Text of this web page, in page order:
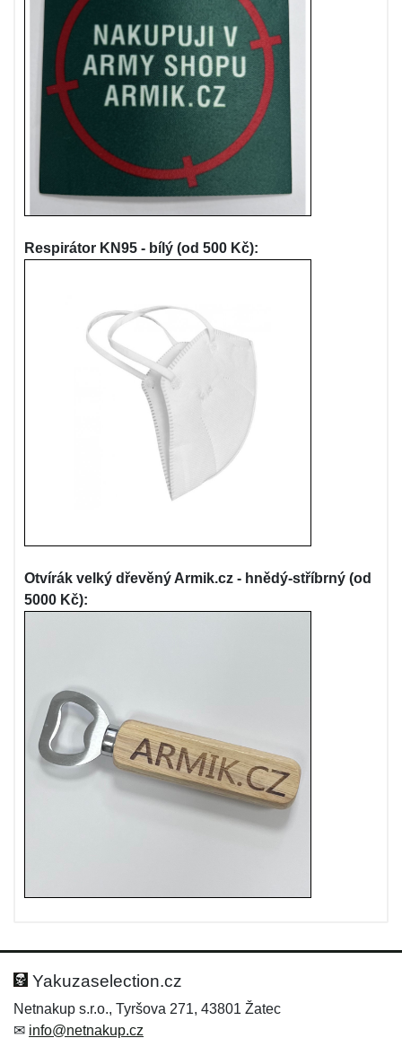
Respirátor KN95 - bílý (od 500 Kč):
Otvírák velký dřevěný Armik.cz - hnědý-stříbrný (od
5000 Kč):
Yakuzaselection.cz
Netnakup s.r.o., Tyršova 271, 43801 Žatec
✉ info@netnakup.cz